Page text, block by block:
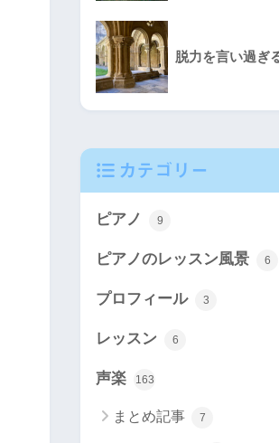
脱力を言い過ぎ
カテゴリー
ピアノ 9
ピアノのレッスン風景 6
プロフィール 3
レッスン 6
声楽 163
まとめ記事 7